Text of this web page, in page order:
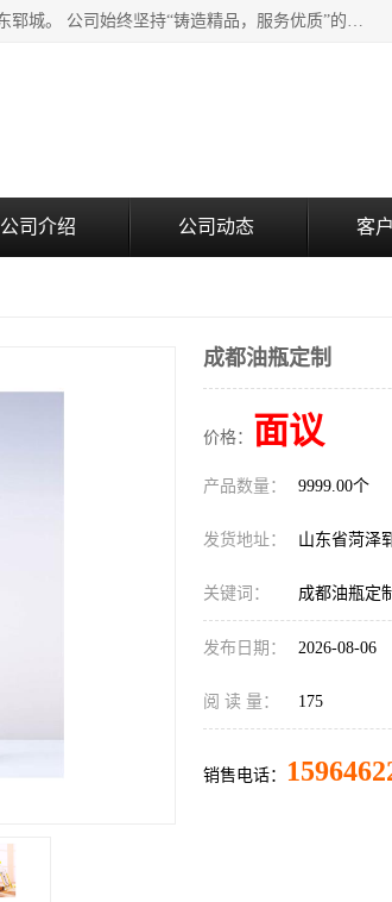
山东郓城瑞升玻璃有限公司地处水浒文化发源地、中国日用玻璃生产基地——山东郓城。 公司始终坚持“铸造精品，服务优质”的经营理念，斥资8000多万元引进国内先进的水晶料手工瓶生产线6条，晶白料8S机生产线8条，并引进人工挑料生产异型瓶和水晶玻璃瓶盖生产线。
公司介绍 公司动态 客
成都油瓶定制
价格： 面议
产品数量： 9999.00个
发货地址： 山东省菏泽
关键词： 成都油瓶定
发布日期： 2026-08-06
阅 读 量： 175
销售电话：